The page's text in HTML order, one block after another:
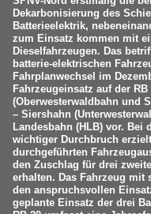
Dekarbonisierung des
Batterieelektrik,
zum Einsatz kommen mit
Dieselfahrzeugen. Das
batterie-elektrischen
Fahrplanwechsel im
Fahrzeugeinsatz auf der
(Oberwesterwaldbahn und
– Siershahn
Landesbahn (HLB) vor.
wichtiger Durchbruch
durchgeführten
den Zuschlag für drei
erhalten. Das Fahrzeug
den anspruchsvollen
geplante Einsatz der drei